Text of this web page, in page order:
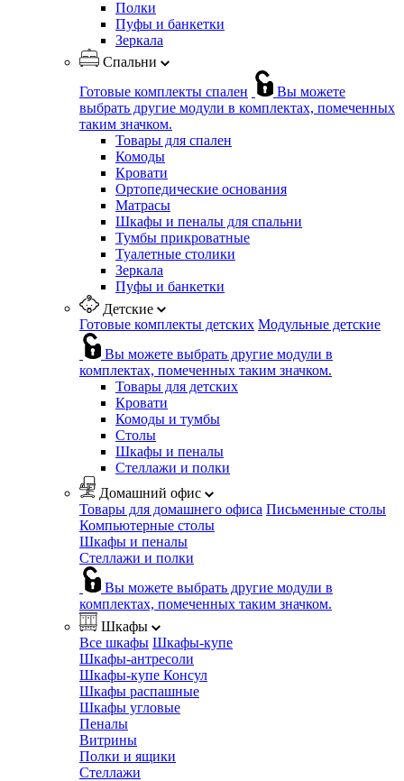
Полки
Пуфы и банкетки
Зеркала
Спальни
Готовые комплекты спален
Вы можете
выбрать другие модули в комплектах, помеченных
таким значком.
Товары для спален
Комоды
Кровати
Ортопедические основания
Матрасы
Шкафы и пеналы для спальни
Тумбы прикроватные
Туалетные столики
Зеркала
Пуфы и банкетки
Детские
Готовые комплекты детских Модульные детские
Вы можете выбрать другие модули в
комплектах, помеченных таким значком.
Товары для детских
Кровати
Комоды и тумбы
Столы
Шкафы и пеналы
Стеллажи и полки
Домашний офис
Товары для домашнего офиса Письменные столы
Компьютерные столы
Шкафы и пеналы
Стеллажи и полки
Вы можете выбрать другие модули в
комплектах, помеченных таким значком.
Шкафы
Все шкафы Шкафы-купе
Шкафы-антресоли
Шкафы-купе Консул
Шкафы распашные
Шкафы угловые
Пеналы
Витрины
Полки и ящики
Стеллажи